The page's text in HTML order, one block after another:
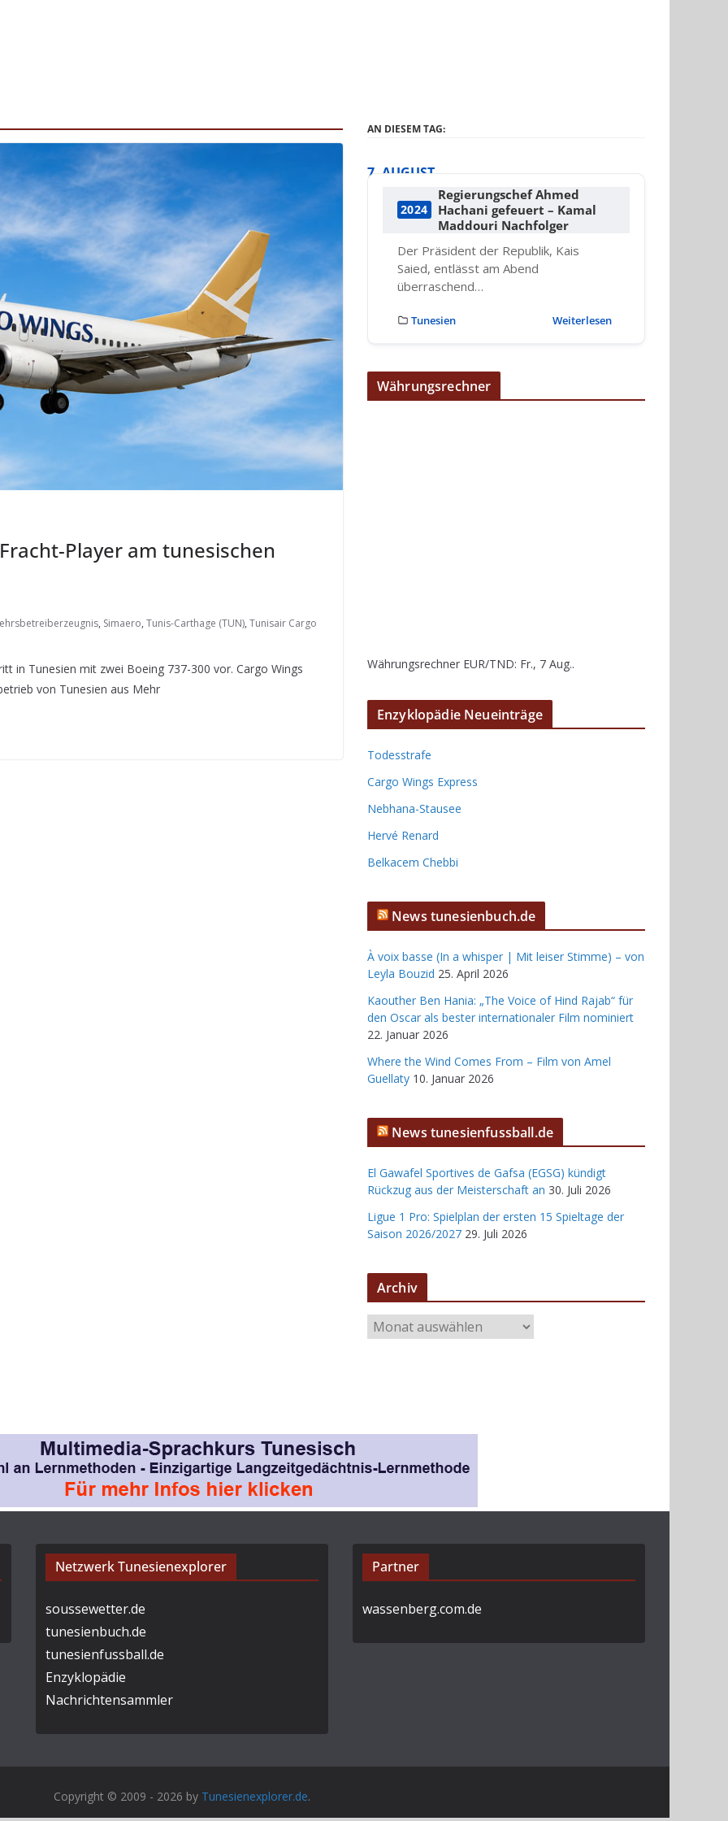
Player am tunesischen
, Simaero, Tunis-Carthage (TUN), Tunisair Cargo
in Tunesien mit zwei Boeing 737-300 vor. Cargo Wings
von Tunesien aus Mehr
AN DIESEM TAG:
7. AUGUST
2024
Regierungschef Ahmed
Hachani gefeuert – Kamal
Maddouri Nachfolger
Der Präsident der Republik, Kais
Saied, entlässt am Abend
überraschend…
Tunesien Weiterlesen
Währungsrechner
Währungsrechner EUR/TND: Fr., 7 Aug..
Enzyklopädie Neueinträge
Todesstrafe
Cargo Wings Express
Nebhana-Stausee
Hervé Renard
Belkacem Chebbi
News tunesienbuch.de
À voix basse (In a whisper | Mit leiser Stimme) – von
Leyla Bouzid 25. April 2026
Kaouther Ben Hania: „The Voice of Hind Rajab“ für
den Oscar als bester internationaler Film nominiert
22. Januar 2026
Where the Wind Comes From – Film von Amel
Guellaty 10. Januar 2026
News tunesienfussball.de
El Gawafel Sportives de Gafsa (EGSG) kündigt
Rückzug aus der Meisterschaft an 30. Juli 2026
Ligue 1 Pro: Spielplan der ersten 15 Spieltage der
Saison 2026/2027 29. Juli 2026
Archiv
r
Netzwerk Tunesienexplorer
soussewetter.de
tunesienbuch.de
tunesienfussball.de
Enzyklopädie
Nachrichtensammler
Partner
wassenberg.com.de
Copyright © 2009 - 2026 by Tunesienexplorer.de.